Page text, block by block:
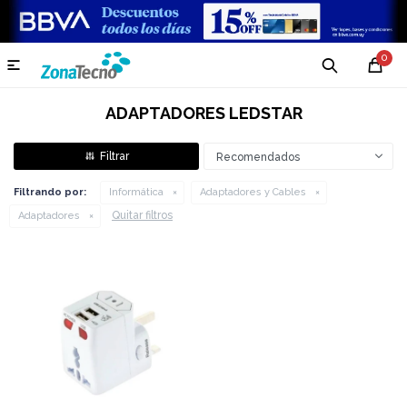
0

ADAPTADORES LEDSTAR
Recomendados
Filtrando por: Informática
Adaptadores y Cables
Adaptadores
Quitar filtros